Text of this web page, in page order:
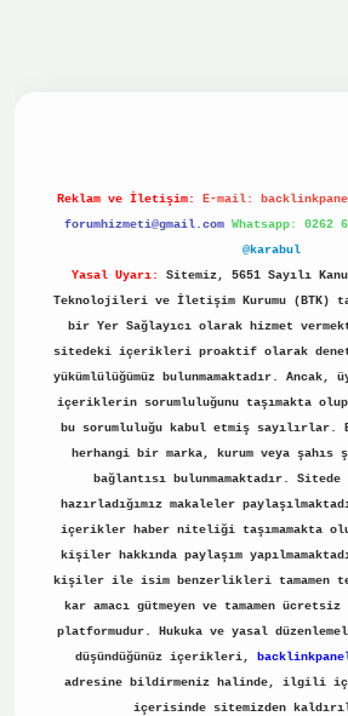
Reklam ve İletişim: E-mail:
forumhizmeti@gmail.com Whatsapp: 0262
@karabul
Yasal Uyarı:
Sitemiz, 5651 Sayılı
Teknolojileri ve İletişim Kurumu (BTK)
bir Yer Sağlayıcı olarak hizmet
sitedeki içerikleri proaktif olarak
yükümlülüğümüz bulunmamaktadır. Ancak,
içeriklerin sorumluluğunu taşımakta
bu sorumluluğu kabul etmiş
herhangi bir marka, kurum veya
bağlantısı bulunmamaktadır.
hazırladığımız makaleler
içerikler haber niteliği taşımamakta
kişiler hakkında paylaşım
kişiler ile isim benzerlikleri tamamen
kar amacı gütmeyen ve tamamen
platformudur. Hukuka ve yasal
düşündüğünüz içerikleri,
adresine bildirmeniz halinde, ilgili
içerisinde sitemizden